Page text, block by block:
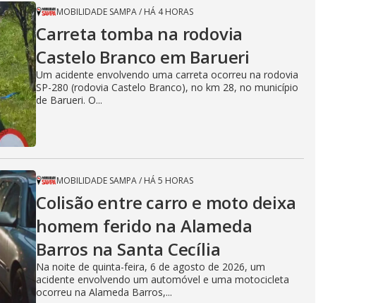
e
o
MOBILIDADE SAMPA/ HÁ 4 HORAS
Carreta tomba na rodovia
Castelo Branco em Barueri
Um acidente envolvendo uma carreta ocorreu na rodovia
SP-280 (rodovia Castelo Branco), no km 28, no município
de Barueri. O...
MOBILIDADE SAMPA/ HÁ 5 HORAS
Colisão entre carro e moto deixa
homem ferido na Alameda
Barros na Santa Cecília
Na noite de quinta-feira, 6 de agosto de 2026, um
acidente envolvendo um automóvel e uma motocicleta
ocorreu na Alameda Barros,...